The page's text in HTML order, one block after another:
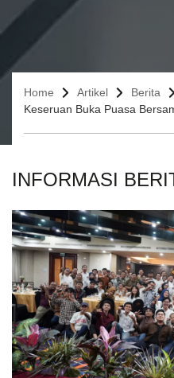
Home Artikel
Berita
Keseruan Buka Puasa
INFORMASI